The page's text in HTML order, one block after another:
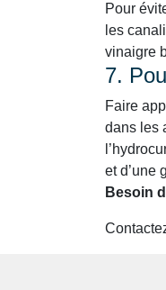
Pour
les
vinaigre
7.
Faire
dans les
et d’une
Besoin